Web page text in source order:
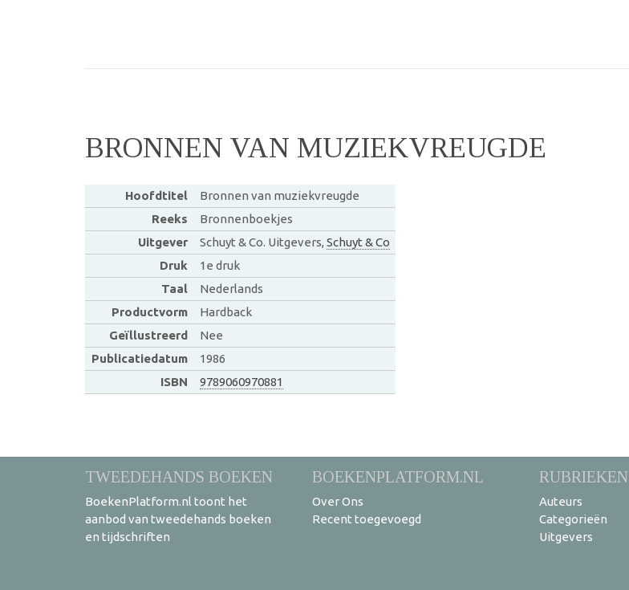
BRONNEN VAN MUZIEKVREUGDE
Hoofdtitel
Bronnen van muziekvreugde
Reeks
Bronnenboekjes
Uitgever
Schuyt & Co. Uitgevers, Schuyt & Co
Druk
1e druk
Taal
Nederlands
Productvorm
Hardback
Geïllustreerd
Nee
Publicatiedatum
1986
ISBN
9789060970881
TWEEDEHANDS BOEKEN
BoekenPlatform.nl toont het
aanbod van tweedehands boeken
en tijdschriften
BOEKENPLATFORM.NL
Over Ons
Recent toegevoegd
RUBRIEKEN
Auteurs
Categorieën
Uitgevers